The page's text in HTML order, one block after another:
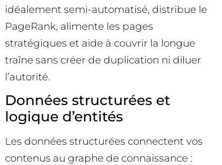
idéalement semi-automatisé, distribue le
PageRank, alimente les pages
stratégiques et aide à couvrir la longue
traîne sans créer de duplication ni diluer
l’autorité.
Données structurées et
logique d’entités
Les données structurées connectent vos
contenus au graphe de connaissance :